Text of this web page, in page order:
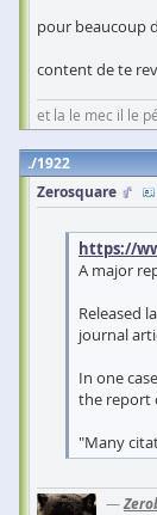
pour beaucoup
content de te
et la le mec il le
1922
Zerosquare
https://
A major
Released
journal
In one
the report
"Many
—